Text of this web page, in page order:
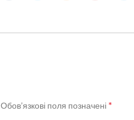
Обов’язкові поля позначені *